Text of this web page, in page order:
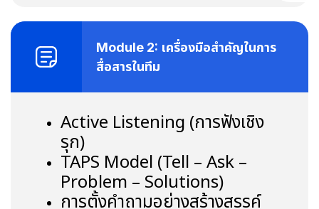
Module 2: เครื่องมือสำคัญในการ
สื่อสารในทีม
Active Listening (การฟังเชิง
รุก)
TAPS Model (Tell – Ask –
Problem – Solutions)
การตั้งคำถามอย่างสร้างสรรค์